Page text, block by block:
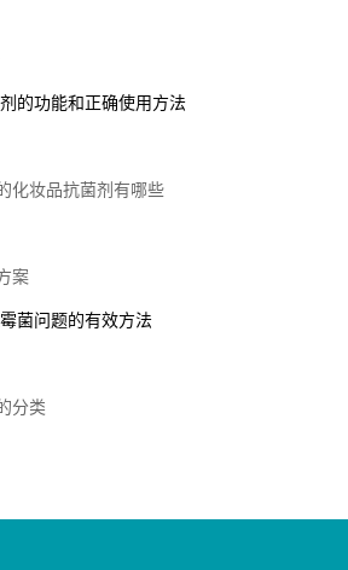
的功能和正确使用方法
化妆品抗菌剂有哪些
案
菌问题的有效方法
分类